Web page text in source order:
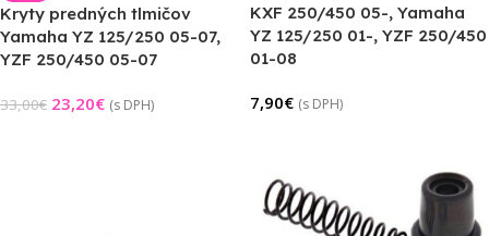
Kryty predných tlmičov
Yamaha YZ 125/250 05-07,
YZF 250/450 05-07
33,00€ 23,20€ (s DPH)
KXF 250/450 05-, Yamaha
YZ 125/250 01-, YZF 250/450
01-08
7,90€ (s DPH)